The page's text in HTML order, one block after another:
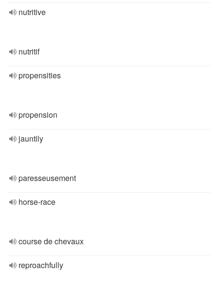
nutritive
nutritif
propensities
propension
jauntily
paresseusement
horse-race
course de chevaux
reproachfully